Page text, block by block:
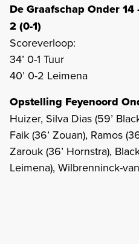
De Graafschap Onder
2 (0-1)
Scoreverloop:
34’ 0-1 Tuur
40’ 0-2 Leimena
Opstelling Feyenoord
Huizer, Silva Dias (59’
Faik (36’ Zouan), Ramos
Zarouk (36’ Hornstra),
Leimena), Wilbrenninck-